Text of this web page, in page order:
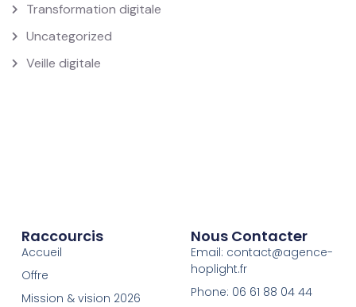
Transformation digitale
Uncategorized
Veille digitale
Raccourcis
Accueil
Offre
Mission & vision 2026
Nous Contacter
Email: contact@agence-
hoplight.fr
Phone: 06 61 88 04 44